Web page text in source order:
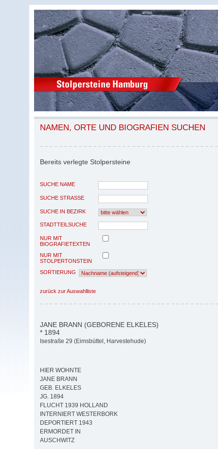
NAMEN, ORTE UND BIOGRAFIEN SUCHEN
Bereits verlegte Stolpersteine
SUCHE NAME
SUCHE STRASSE
SUCHE IN BEZIRK
STADTTEILSUCHE
NUR MIT
BIOGRAFIETEXTEN
NUR MIT
STOLPERTONSTEIN
SORTIERUNG
zurück zur Auswahlliste
JANE BRANN (GEBORENE ELKELES)
* 1894
Isestraße 29 (Eimsbüttel, Harvestehude)
HIER WOHNTE
JANE BRANN
GEB. ELKELES
JG. 1894
FLUCHT 1939 HOLLAND
INTERNIERT WESTERBORK
DEPORTIERT 1943
ERMORDET IN
AUSCHWITZ